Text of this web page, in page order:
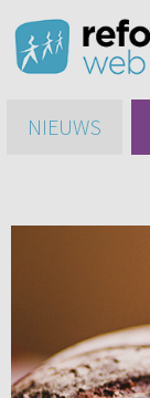
NIEUWS